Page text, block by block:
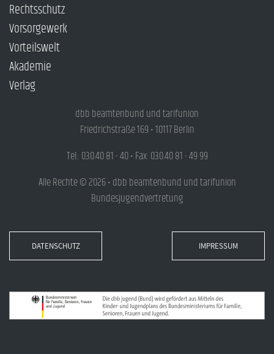
Rechtsschutz
Vorsorgewerk
Vorteilswelt
Akademie
Verlag
dbb beamtenbund und tarifunion
Friedrichstraße 169 • 10117 Berlin
Tel.: 030.40 81 - 40 • Fax: 030.40 81 - 49 99
Alle Rechte © 2026 • dbb beamtenbund und tarifunion
Bundesjugendvertretung
DATENSCHUTZ IMPRESSUM